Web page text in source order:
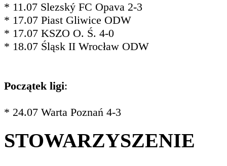
* 11.07 Slezský FC Opava 2-3
* 17.07 Piast Gliwice ODW
* 17.07 KSZO O. Ś. 4-0
* 18.07 Śląsk II Wrocław ODW
Początek ligi:
* 24.07 Warta Poznań 4-3
STOWARZYSZENIE